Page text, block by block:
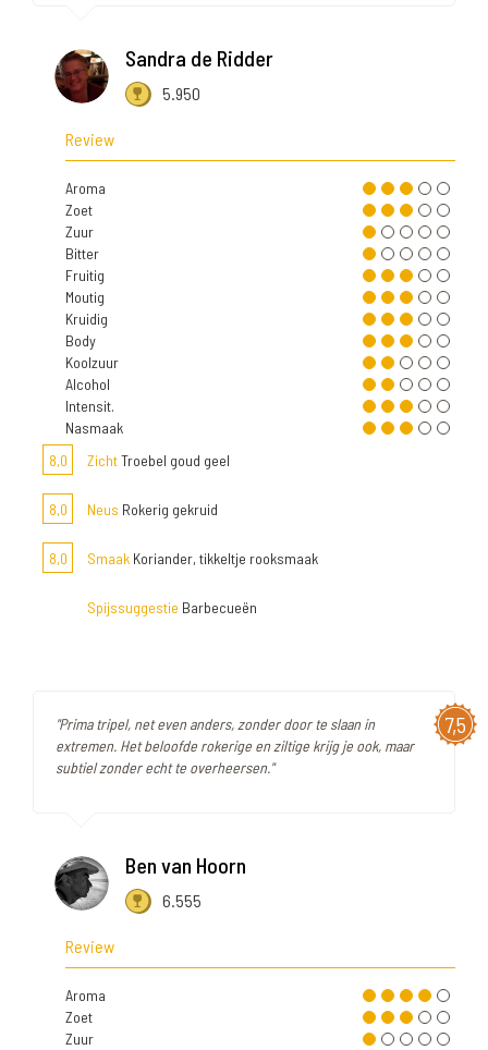
Sandra de Ridder
5.950
Review
Aroma
Zoet
Zuur
Bitter
Fruitig
Moutig
Kruidig
Body
Koolzuur
Alcohol
Intensit.
Nasmaak
8,0
ZichtTroebel goud geel
8,0 Neus Rokerig gekruid
8,0 Smaak Koriander, tikkeltje rooksmaak
Spijssuggestie Barbecueën
7,5
"Prima tripel, net even anders, zonder door te slaan in
extremen. Het beloofde rokerige en ziltige krijg je ook, maar
subtiel zonder echt te overheersen."
Ben van Hoorn
6.555
Review
Aroma
Zoet
Zuur